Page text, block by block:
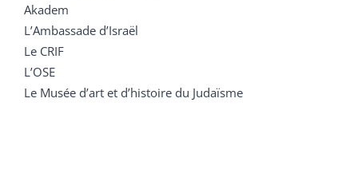
Akadem
L’Ambassade d’Israël
Le CRIF
L’OSE
Le Musée d’art et d’histoire du Judaïsme